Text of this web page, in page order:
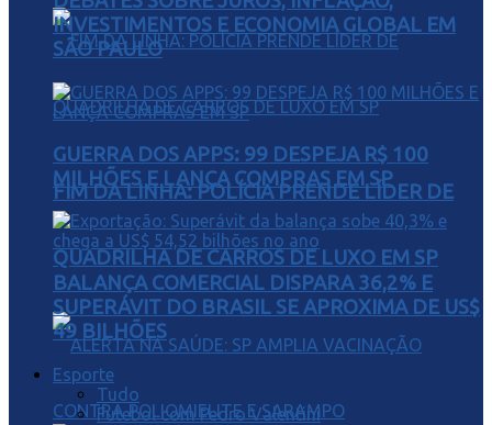
FIM DA LINHA: POLÍCIA PRENDE LÍDER DE
QUADRILHA DE CARROS DE LUXO EM SP
INVESTIMENTOS E ECONOMIA GLOBAL EM
SÃO PAULO
GUERRA DOS APPS: 99 DESPEJA R$ 100
MILHÕES E LANÇA COMPRAS EM SP
BALANÇA COMERCIAL DISPARA 36,2% E
SUPERÁVIT DO BRASIL SE APROXIMA DE US$
49 BILHÕES
Esporte
Tudo
Futebol com Pedro Valentini